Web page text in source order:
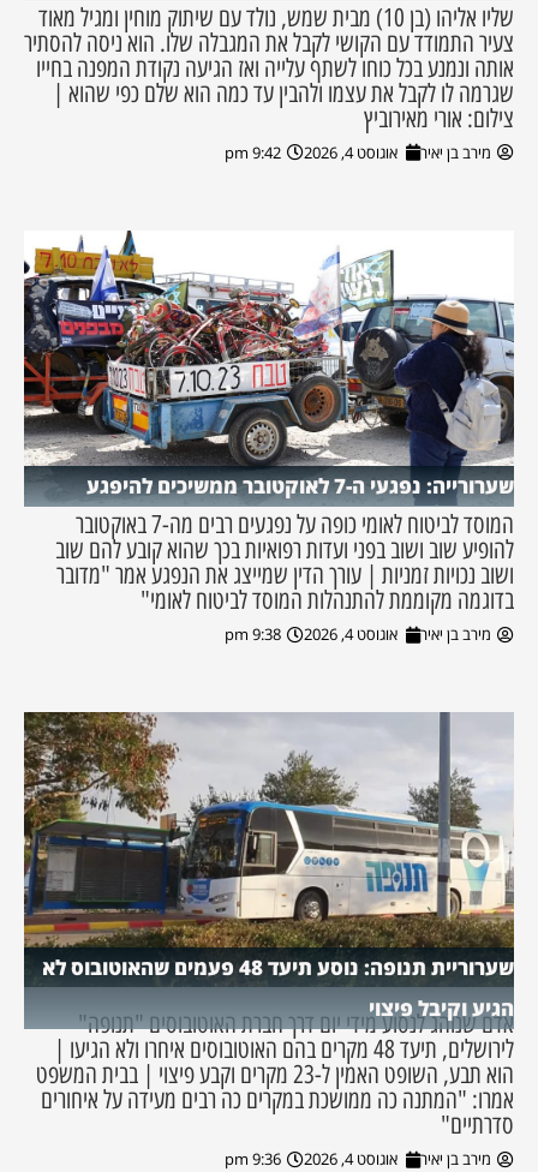
שליו אליהו (בן 10) מבית שמש, נולד עם שיתוק מוחין ומגיל מאוד
צעיר התמודד עם הקושי לקבל את המגבלה שלו. הוא ניסה להסתיר
אותה ונמנע בכל כוחו לשתף עלייה ואז הגיעה נקודת המפנה בחייו
שגרמה לו לקבל את עצמו ולהבין עד כמה הוא שלם כפי שהוא |
צילום: אורי מאירוביץ
מירב בן יאיר אוגוסט 4, 2026 9:42 pm
שערורייה: נפגעי ה-7 לאוקטובר ממשיכים להיפגע
המוסד לביטוח לאומי כופה על נפגעים רבים מה-7 באוקטובר
להופיע שוב ושוב בפני ועדות רפואיות בכך שהוא קובע להם שוב
ושוב נכויות זמניות | עורך הדין שמייצג את הנפגע אמר "מדובר
בדוגמה מקוממת להתנהלות המוסד לביטוח לאומי"
מירב בן יאיר אוגוסט 4, 2026 9:38 pm
שערוריית תנופה: נוסע תיעד 48 פעמים שהאוטובוס לא
הגיע וקיבל פיצוי
אדם שנוהג לנסוע מידי יום דרך חברת האוטובוסים "תנופה"
לירושלים, תיעד 48 מקרים בהם האוטובוסים איחרו ולא הגיעו |
הוא תבע, השופט האמין ל-23 מקרים וקבע פיצוי | בבית המשפט
אמרו: "המתנה כה ממושכת במקרים כה רבים מעידה על איחורים
סדרתיים"
מירב בן יאיר אוגוסט 4, 2026 9:36 pm